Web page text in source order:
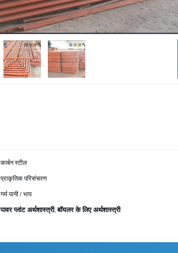
कार्बन स्टील
प्राकृतिक परिसंचरण
गर्म पानी / भाप
पावर प्लांट अर्थशास्त्री,बॉयलर के लिए अर्थशास्त्री